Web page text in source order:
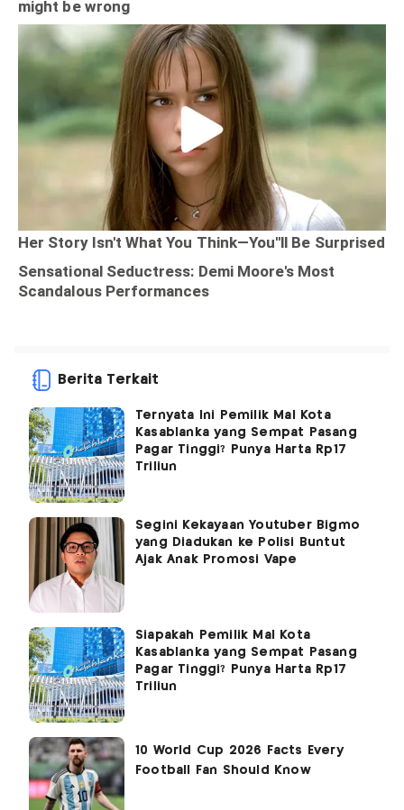
Berita Terkait
Ternyata Ini Pemilik Mal Kota
Kasablanka yang Sempat Pasang
Pagar Tinggi? Punya Harta Rp17
Triliun
Segini Kekayaan Youtuber Bigmo
yang Diadukan ke Polisi Buntut
Ajak Anak Promosi Vape
Siapakah Pemilik Mal Kota
Kasablanka yang Sempat Pasang
Pagar Tinggi? Punya Harta Rp17
Triliun